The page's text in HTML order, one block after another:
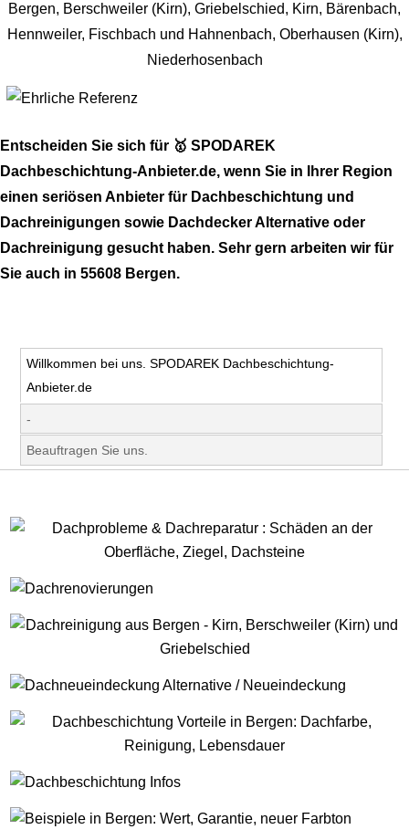
Entscheiden Sie sich für 🥇 SPODAREK
Dachbeschichtung-Anbieter.de, wenn Sie in Ihrer Region
einen seriösen Anbieter für Dachbeschichtung und
Dachreinigungen sowie Dachdecker Alternative oder
Dachreinigung gesucht haben. Sehr gern arbeiten wir für
Sie auch in 55608 Bergen.
Willkommen bei uns. SPODAREK Dachbeschichtung-
Anbieter.de
-
Beauftragen Sie uns.